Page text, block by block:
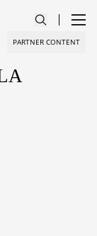
PARTNER CONTENT